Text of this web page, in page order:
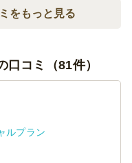
吟醸原酒
をもっと見る
口コミ（81件）
ルプラン